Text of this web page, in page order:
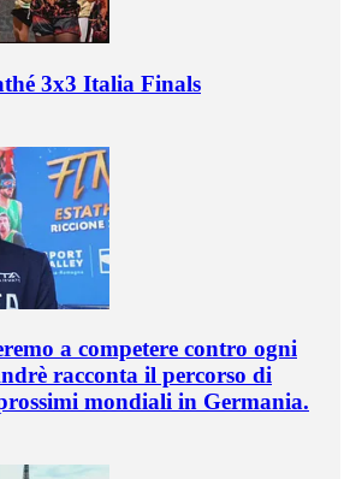
3x3 Italia Finals
a competere contro ogni
racconta il percorso di
mondiali in Germania.